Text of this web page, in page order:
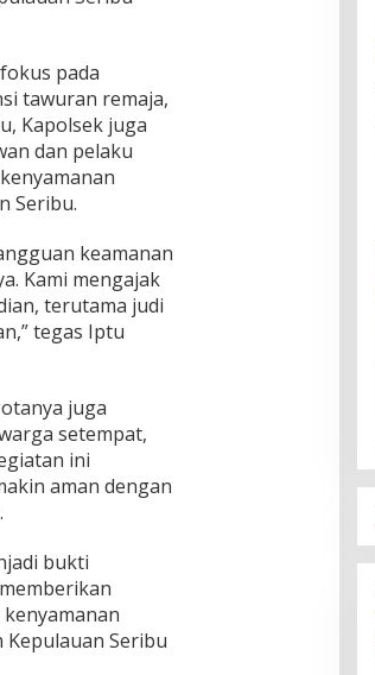
pada
tawuran remaja,
Kapolsek juga
dan pelaku
Seribu.
keamanan
Kami mengajak
terutama judi
tegas Iptu
juga
setempat,
ini
aman dengan
bukti
Seribu